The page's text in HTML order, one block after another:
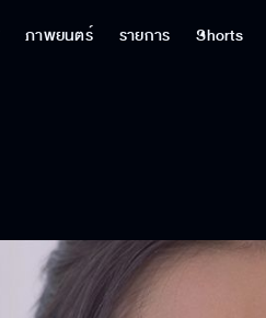
ภาพยนตร์ รายการ Shorts